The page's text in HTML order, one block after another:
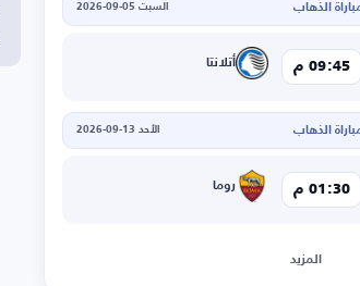
السبت 05-09-2026
09:45 م أتلانتا
الأحد 13-09-2026
01:30 م روما
المزيد